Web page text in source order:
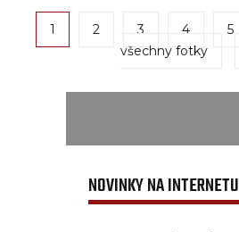
1 2 3 4 5
všechny fotky
NOVINKY NA INTERNETU